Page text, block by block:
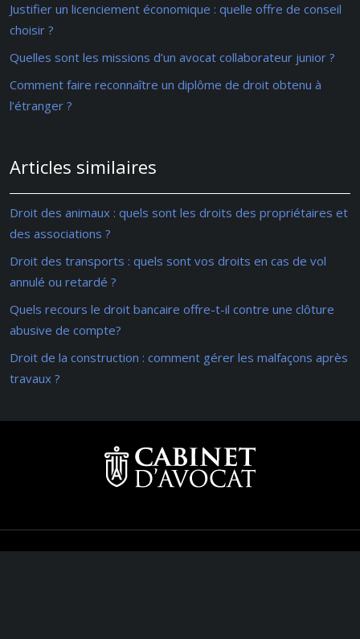
Justifier un licenciement économique : quelle offre de conseil
choisir ?
Quelles sont les missions d’un avocat collaborateur junior ?
Comment faire reconnaître un diplôme de droit obtenu à
l’étranger ?
Articles similaires
Droit des animaux : quels sont les droits des propriétaires et
des associations ?
Droit des transports : quels sont vos droits en cas de vol
annulé ou retardé ?
Quels recours le droit bancaire offre-t-il contre une clôture
abusive de compte?
Droit de la construction : comment gérer les malfaçons après
travaux ?